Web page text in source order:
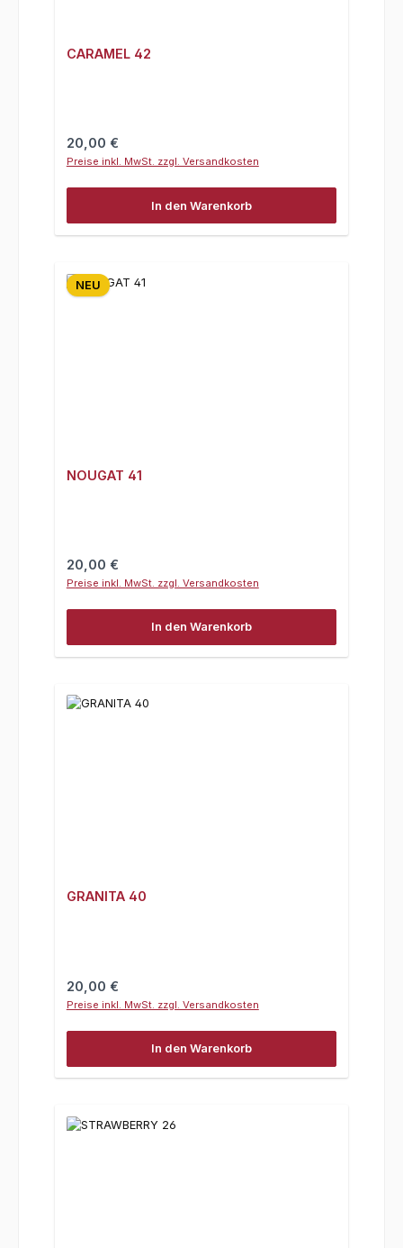
CARAMEL 42
Regulärer Preis:
20,00 €
Preise inkl. MwSt. zzgl. Versandkosten
In den Warenkorb
NEU
NOUGAT 41
Regulärer Preis:
20,00 €
Preise inkl. MwSt. zzgl. Versandkosten
In den Warenkorb
GRANITA 40
Regulärer Preis:
20,00 €
Preise inkl. MwSt. zzgl. Versandkosten
In den Warenkorb